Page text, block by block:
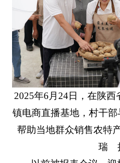
2025年6月24日，在陕
镇电商直播基地，村干部
帮助当地群众销售农特
瑞